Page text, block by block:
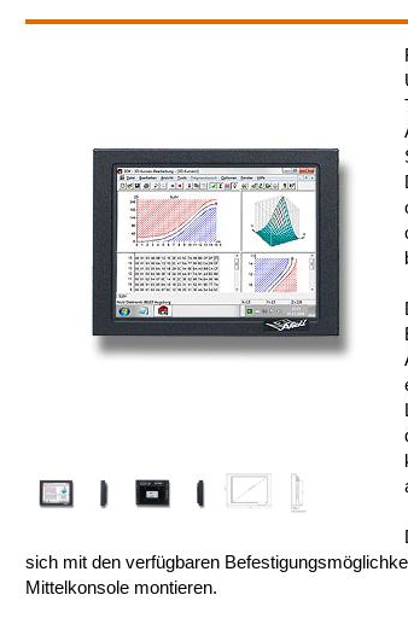
sich mit den verfügbaren
Mittelkonsole montieren.